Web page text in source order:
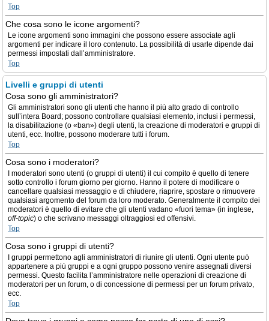
Top
Che cosa sono le icone argomenti?
Le icone argomenti sono immagini che possono essere associate agli
argomenti per indicare il loro contenuto. La possibilità di usarle dipende dai
permessi impostati dall’amministratore.
Top
Livelli e gruppi di utenti
Cosa sono gli amministratori?
Gli amministratori sono gli utenti che hanno il più alto grado di controllo
sull’intera Board; possono controllare qualsiasi elemento, inclusi i permessi,
la disabilitazione (o «ban») degli utenti, la creazione di moderatori e gruppi di
utenti, ecc. Inoltre, possono moderare tutti i forum.
Top
Cosa sono i moderatori?
I moderatori sono utenti (o gruppi di utenti) il cui compito è quello di tenere
sotto controllo i forum giorno per giorno. Hanno il potere di modificare o
cancellare qualsiasi messaggio e di chiudere, riaprire, spostare o rimuovere
qualsiasi argomento del forum da loro moderato. Generalmente il compito dei
moderatori è quello di evitare che gli utenti vadano «fuori tema» (in inglese,
off-topic) o che scrivano messaggi oltraggiosi ed offensivi.
Top
Cosa sono i gruppi di utenti?
I gruppi permettono agli amministratori di riunire gli utenti. Ogni utente può
appartenere a più gruppi e a ogni gruppo possono venire assegnati diversi
permessi. Questo facilita l’amministratore nelle operazioni di creazione di
moderatori per un forum, o di concessione di permessi per un forum privato,
ecc.
Top